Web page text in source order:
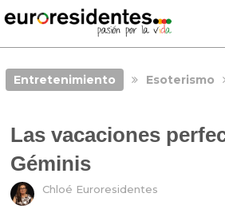
Entretenimiento Esoterismo
Las vacaciones
Géminis
Chloé Euroresidentes